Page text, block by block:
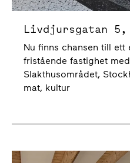
Nu finns chansen till ett
fristående fastighet
Slakthusområdet,
mat, kultur
Högrevsgatan 1